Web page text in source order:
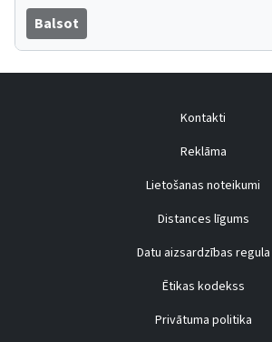
Balsot
Kontakti
Reklāma
Lietošanas noteikumi
Distances līgums
Datu aizsardzības regula
Ētikas kodekss
Privātuma politika